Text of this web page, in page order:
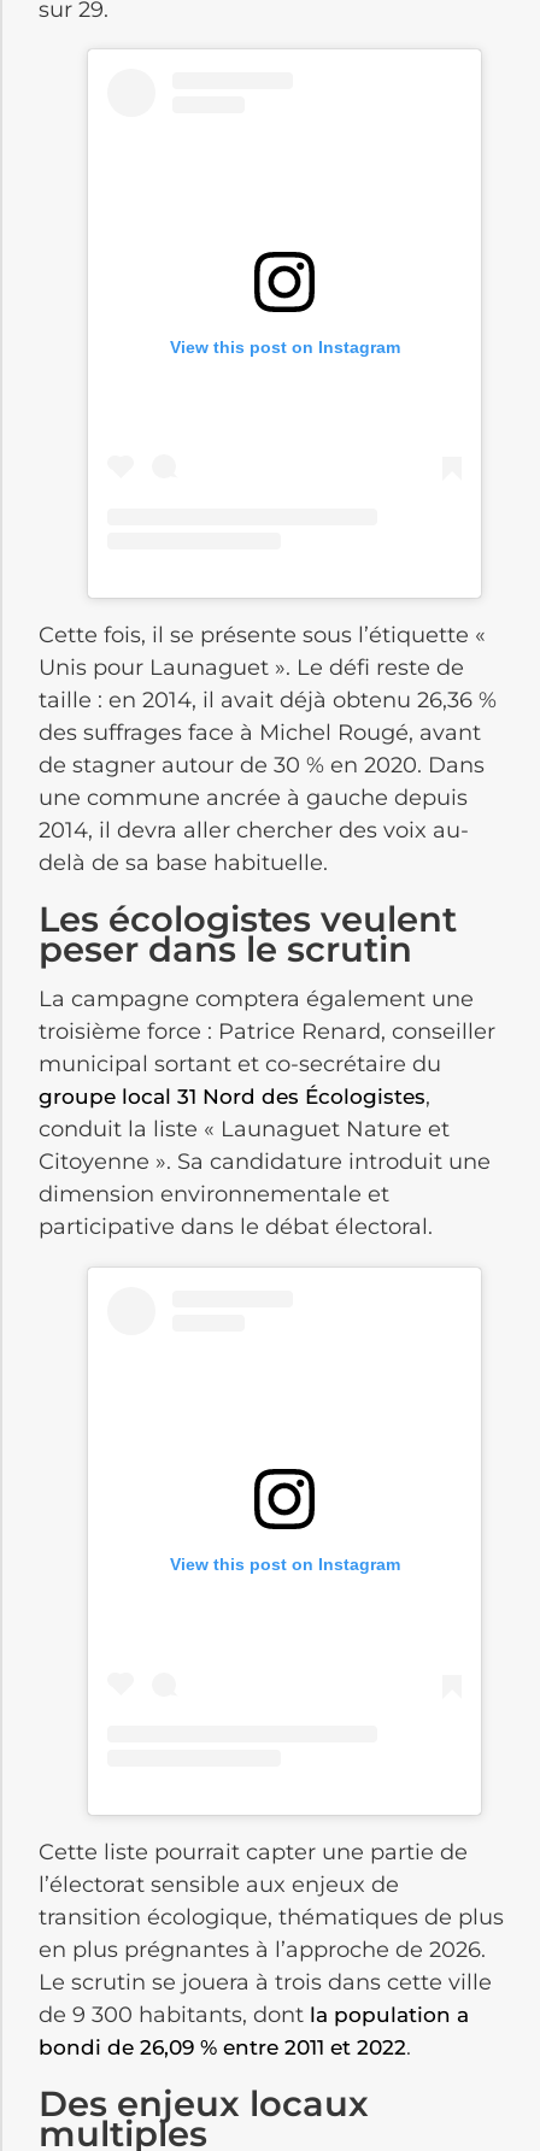
sur 29.
View this post on Instagram
Cette fois, il se présente sous l’étiquette «
Unis pour Launaguet ». Le défi reste de
taille : en 2014, il avait déjà obtenu 26,36 %
des suffrages face à Michel Rougé, avant
de stagner autour de 30 % en 2020. Dans
une commune ancrée à gauche depuis
2014, il devra aller chercher des voix au-
delà de sa base habituelle.
Les écologistes veulent
peser dans le scrutin
La campagne comptera également une
troisième force : Patrice Renard, conseiller
municipal sortant et co-secrétaire du
groupe local 31 Nord des Écologistes,
conduit la liste « Launaguet Nature et
Citoyenne ». Sa candidature introduit une
dimension environnementale et
participative dans le débat électoral.
View this post on Instagram
Cette liste pourrait capter une partie de
l’électorat sensible aux enjeux de
transition écologique, thématiques de plus
en plus prégnantes à l’approche de 2026.
Le scrutin se jouera à trois dans cette ville
de 9 300 habitants, dont la population a
bondi de 26,09 % entre 2011 et 2022.
Des enjeux locaux
multiples